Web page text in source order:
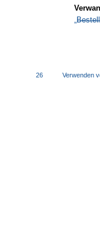
26 Verwenden